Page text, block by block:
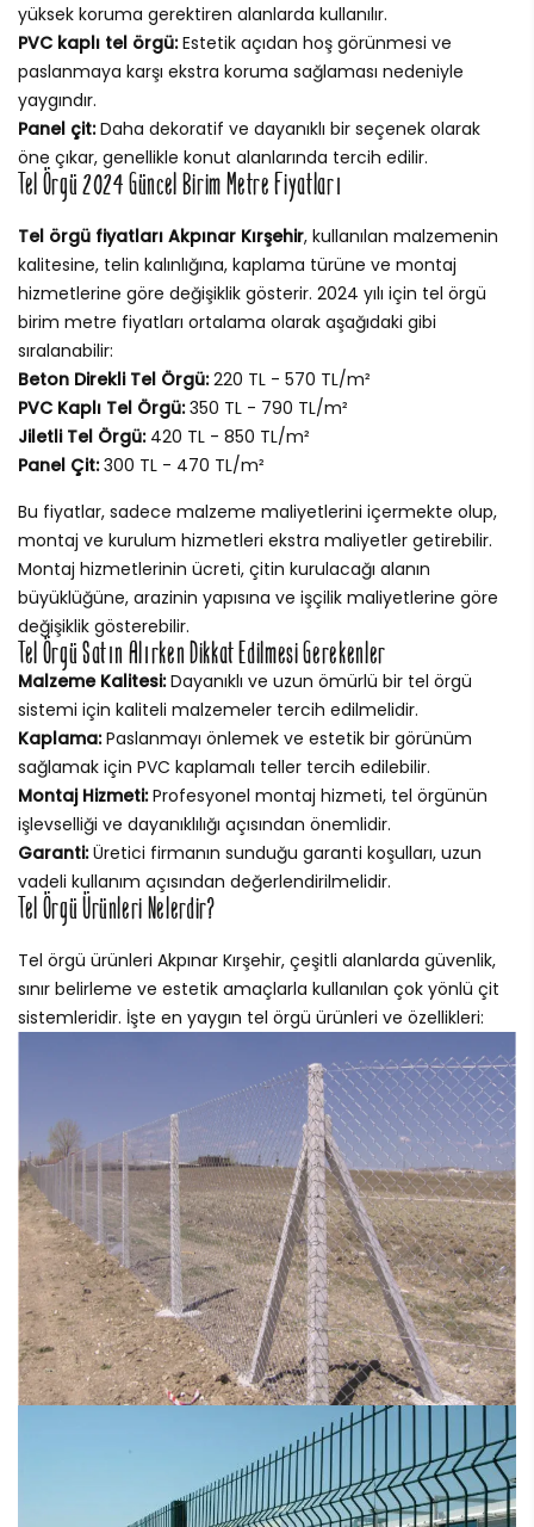
yüksek koruma gerektiren alanlarda kullanılır.
PVC kaplı tel örgü:Estetik açıdan hoş görünmesi ve
paslanmaya karşı ekstra koruma sağlaması nedeniyle
yaygındır.
Panel çit:Daha dekoratif ve dayanıklı bir seçenek olarak
öne çıkar, genellikle konut alanlarında tercih edilir.
Tel Örgü 2024 Güncel Birim Metre Fiyatları
Tel örgü fiyatları Akpınar Kırşehir, kullanılan malzemenin
kalitesine, telin kalınlığına, kaplama türüne ve montaj
hizmetlerine göre değişiklik gösterir. 2024 yılı için tel örgü
birim metre fiyatları ortalama olarak aşağıdaki gibi
sıralanabilir:
Beton Direkli Tel Örgü:220 TL - 570 TL/m²
PVC Kaplı Tel Örgü:350 TL - 790 TL/m²
Jiletli Tel Örgü:420 TL - 850 TL/m²
Panel Çit:300 TL - 470 TL/m²
Bu fiyatlar, sadece malzeme maliyetlerini içermekte olup,
montaj ve kurulum hizmetleri ekstra maliyetler getirebilir.
Montaj hizmetlerinin ücreti, çitin kurulacağı alanın
büyüklüğüne, arazinin yapısına ve işçilik maliyetlerine göre
değişiklik gösterebilir.
Tel Örgü Satın Alırken Dikkat Edilmesi Gerekenler
Malzeme Kalitesi:Dayanıklı ve uzun ömürlü bir tel örgü
sistemi için kaliteli malzemeler tercih edilmelidir.
Kaplama:Paslanmayı önlemek ve estetik bir görünüm
sağlamak için PVC kaplamalı teller tercih edilebilir.
Montaj Hizmeti:Profesyonel montaj hizmeti, tel örgünün
işlevselliği ve dayanıklılığı açısından önemlidir.
Garanti:Üretici firmanın sunduğu garanti koşulları, uzun
vadeli kullanım açısından değerlendirilmelidir.
Tel Örgü Ürünleri Nelerdir?
Tel örgü ürünleri Akpınar Kırşehir, çeşitli alanlarda güvenlik,
sınır belirleme ve estetik amaçlarla kullanılan çok yönlü çit
sistemleridir. İşte en yaygın tel örgü ürünleri ve özellikleri: